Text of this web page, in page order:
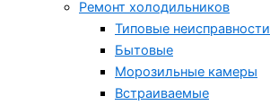
Ремонт холодильников
Типовые неисправности
Бытовые
Морозильные камеры
Встраиваемые